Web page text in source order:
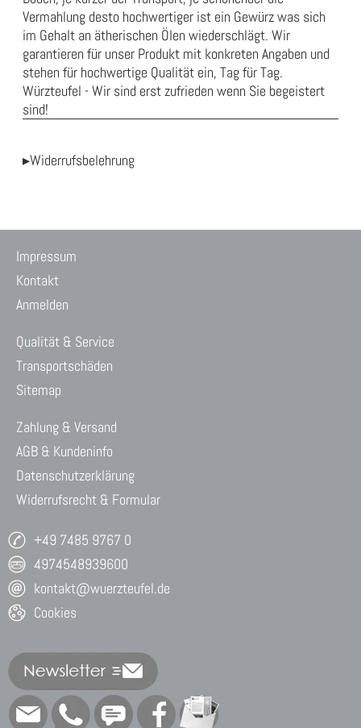
Vermahlung desto hochwertiger ist ein Gewürz was sich
im Gehalt an ätherischen Ölen wiederschlägt. Wir
garantieren für unser Produkt mit konkreten Angaben und
stehen für hochwertige Qualität ein, Tag für Tag.
Würzteufel - Wir sind erst zufrieden wenn Sie begeistert
sind!
▸Widerrufsbelehrung
Impressum
Kontakt
Anmelden
Qualität & Service
Transportschäden
Sitemap
Zahlung & Versand
AGB & Kundeninfo
Datenschutzerklärung
Widerrufsrecht & Formular
+49 7485 9767 0
4974548939600
kontakt@wuerzteufel.de
Cookies